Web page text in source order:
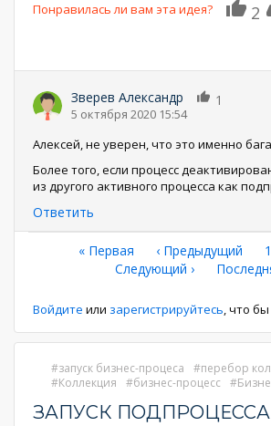
Понравилась ли вам эта идея? 2
Зверев Александр
5 октября 2020 15:54
1
Алексей, не уверен, что это именно
Более того, если процесс
из другого активного процесса как
Ответить
Нумерация
страниц
Первая
страница
« Первая ←
‹ Предыдущий 1
Следующая
Следующий ›
Войдите или зарегистрируйтесь, что
запуск бизнес-процеса
перебор
Коллекция
бизнес-процесс
ЗАПУСК